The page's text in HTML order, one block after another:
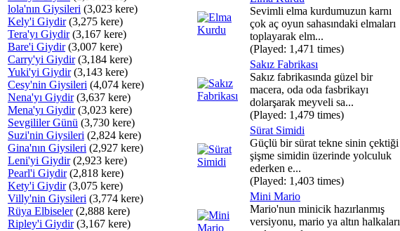
lola'nın Giysileri (3,023 kere)
Kely'i Giydir(3,275 kere)
Tera'yı Giydir(3,167 kere)
Bare'i Giydir(3,007 kere)
Carry'yi Giydir(3,184 kere)
Yuki'yi Giydir(3,143 kere)
Cesy'nin Giysileri (4,074 kere)
Nena'yı Giydir(3,637 kere)
Mena'yı Giydir(3,023 kere)
Sevgililer Günü (3,730 kere)
Suzi'nin Giysileri (2,824 kere)
Gina'nın Giysileri (2,927 kere)
Leni'yi Giydir(2,923 kere)
Pearl'i Giydir(2,818 kere)
Kety'i Giydir(3,075 kere)
Villy'nin Giysileri (3,774 kere)
Rüya Elbiseler(2,888 kere)
Ripley'i Giydir(3,167 kere)
Sevimli elma kurdumuzun karnı
çok aç oyun sahasındaki elmaları
toplayarak elm...
(Played: 1,471 times)
Sakız Fabrikası
Sakız fabrikasında güzel bir
macera, oda oda fasbrikayı
dolarşarak meyveli sa...
(Played: 1,479 times)
Sürat Simidi
Güçlü bir sürat tekne sinin çektiği
şişme simidin üzerinde yolculuk
ederken e...
(Played: 1,403 times)
Mini Mario
Mario'nun minicik hazırlanmış
versiyonu, mario ya altın halkaları